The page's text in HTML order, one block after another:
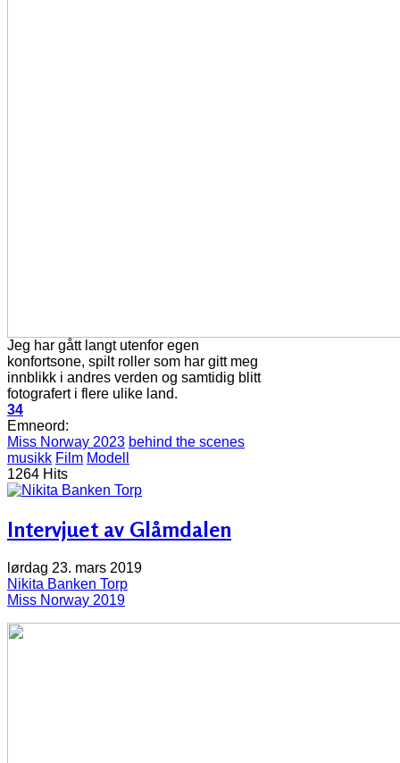
Jeg har gått langt utenfor egen
konfortsone, spilt roller som har gitt meg
innblikk i andres verden og samtidig blitt
fotografert i flere ulike land.
34
Emneord:
Miss Norway 2023 behind the scenes
musikk Film Modell
1264 Hits
Intervjuet av Glåmdalen
lørdag 23. mars 2019
Nikita Banken Torp
Miss Norway 2019